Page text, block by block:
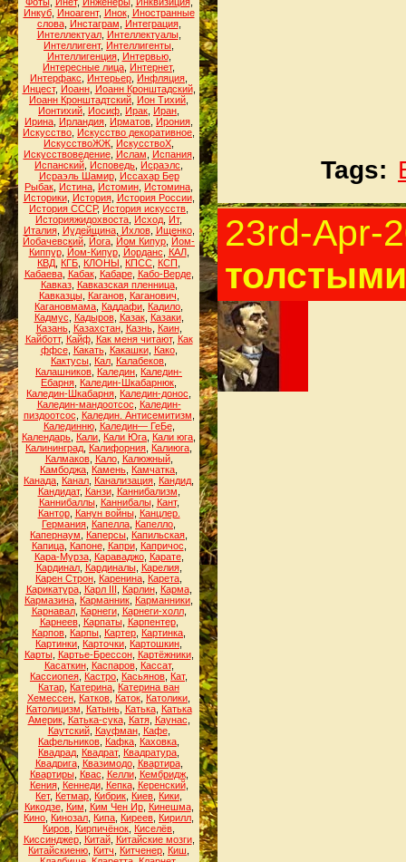
Инкуб, Иноагент, Инок, Иностранные
слова, Инстаграм Интеграция,
Интеллектуал, Интеллектуалы,
Интеллигент, Интеллигенты
Интеллигенция, Интервью,
Интересные лица Интернет,
Интерфакс
Интерьер Инфляция
Инцест, Иоанн, Иоанн Кронштадский,
Иоанн Кронштадтский Ион Тихий
Ионтихий Иосиф Ирак Иран
Ирина Ирландия Ирматов Ирония
Искусство Искусство декоративное
ИскусствоЖЖ ИскусствоХ
Искусствоведение, Ислам Испания,
Испанский Исповедь Исраэлс
Исраэль Шамир, Иссахар Бер
Рыбак Истина Истомин Истомина
Историки, История, История России,
История СССР, История искусств
Историяжидохвоста Исход Ит,
Италия, Иудейщина, Ихлов, Ищенко,
Йобачевский Йога Йом Кипур Йом-
Киппур, Йом-Кипур, Йорданс КАЛ,
КВД КГБ КЛОНЫ КПСС КСП
Кабаева, Кабак, Кабаре, Кабо-Верде,
Кавказ, Кавказская пленница,
Кавказцы, Каганов, Каганович
Кагановмама Каддафи Кадило
Кадмус
Кадыров, Казак, Казаки,
Казань, Казахстан, Казнь, Каин,
Кайботт, Кайф, Как меня читают, Как
ффсе, Какать, Какашки, Како,
Кактусы Кал Калабеков
Калашников Каледин Каледин-
Ебарня Каледин-Шкабарнюк
Каледин-Шкабарня Каледин-донос
Каледин-мандоотсос
Каледин-
пиздоотсос
Каледин. Антисемитизм
Калединню, Каледин— ГеБе,
Календарь Кали Кали Юга Кали юга
Калининград Калифорния Калиюга
Калмаков, Кало, Калюжный,
Камбоджа Камень Камчатка
Канада Канал Канализация Кандид
Кандидат, Канзи, Каннибализм
Каннибаллы, Каннибалы, Кант,
Кантор, Канун войны, Канцлер.
Германия Капелла Капелло
Капернаум
Каперсы Капильская
Капица, Капоне, Капри, Капричос
Кара-Мурза, Караваджо, Карате,
Кардинал, Кардиналы, Карелия,
Карен Строн Каренина Карета
Карикатура, Карл III Карлин, Карма,
Кармазина Карманник Карманники
Карнавал, Карнеги, Карнеги-холл,
Карнеев, Карпаты, Карпентер,
Карпов Карпы Картер Картинка
Картинки Карточки Картошкин
Карты, Картье-Брессон, Картёжники,
Касаткин, Каспаров, Кассат,
Кассиопея Кастро Касьянов Кат,
Катар Катерина Катерина ван
Хемессен Катков Каток Католики
Католицизм
Катынь, Катька, Катька
Америк, Катька-сука, Катя, Каунас
Каутский, Кауфман, Кафе,
Кафельников Кафка Каховка
Квадрад Квадрат, Квадратура
Квадрига, Квазимодо, Квартира,
Квартиры, Квас Келли, Кембридж,
Кения, Кеннеди, Кепка, Керенский,
Кет, Кетмар Кибрик Киев Кики
Кикодзе, Ким Ким Чен Ир, Кинешма,
Кино Кинозал Кипа Киреев Кирилл
Киров Кирпичёнок Киселёв
Киссинджер, Китай, Китайские мозги,
Китайскиеню Китч Китченер Киш
Tags:
23rd-Apr-